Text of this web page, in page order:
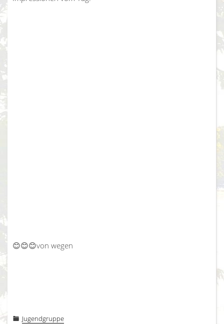
😊😊😊von wegen
Jugendgruppe